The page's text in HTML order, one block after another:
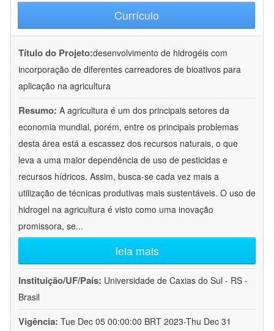
Currículo
Título do Projeto:desenvolvimento de hidrogéis com
incorporação de diferentes carreadores de bioativos para
aplicação na agricultura
Resumo: A agricultura é um dos principais setores da
economia mundial, porém, entre os principais problemas
desta área está a escassez dos recursos naturais, o que
leva a uma maior dependência de uso de pesticidas e
recursos hídricos. Assim, busca-se cada vez mais a
utilização de técnicas produtivas mais sustentáveis. O uso de
hidrogel na agricultura é visto como uma inovação
promissora, se...
leia mais
Instituição/UF/País: Universidade de Caxias do Sul - RS -
Brasil
Vigência: Tue Dec 05 00:00:00 BRT 2023-Thu Dec 31